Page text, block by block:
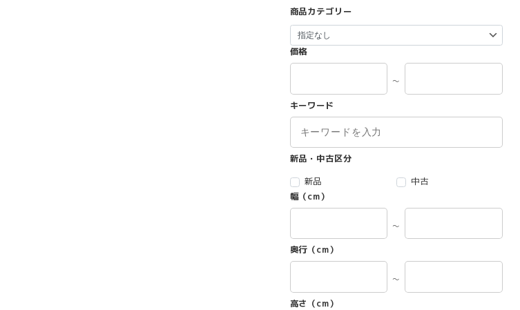
商品カテゴリー
価格
～
キーワード
新品・中古区分
新品
中古
幅（cm）
～
奥行（cm）
～
高さ（cm）